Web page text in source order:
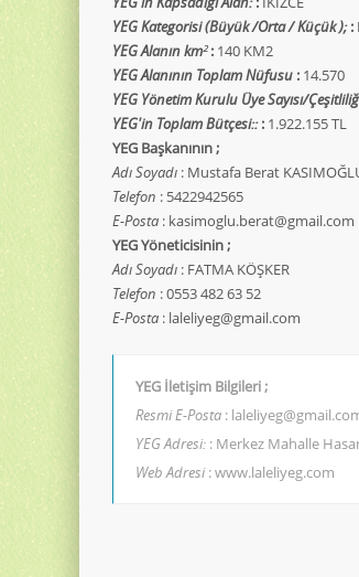
YEG Kategorisi (Büyük /Orta / Küçük );:
YEG Alanın km2: 140 KM2
YEG Alanının Toplam Nüfusu : 14.570
YEG Yönetim Kurulu Üye Sayısı/
YEG'in Toplam Bütçesi::: 1.922.155 TL
YEG Başkanının ;
Adı Soyadı : Mustafa Berat
Telefon : 5422942565
E-Posta : kasimoglu.berat@gmail.com
YEG Yöneticisinin ;
Adı Soyadı : FATMA KÖŞKER
Telefon : 0553 482 63 52
E-Posta : laleliyeg@gmail.com
YEG İletişim Bilgileri ;
Resmi E-Posta :
YEG Adresi: : Merkez Mahalle
Web Adresi: www.laleliyeg.com